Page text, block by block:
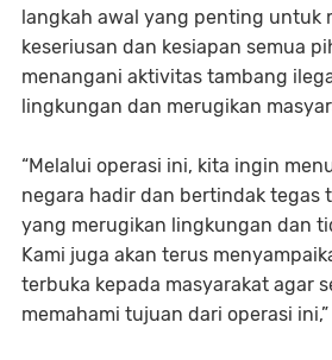
langkah awal yang penting untuk
keseriusan dan kesiapan semua
menangani aktivitas tambang
lingkungan dan merugikan
“Melalui operasi ini, kita ingin
negara hadir dan bertindak tegas
yang merugikan lingkungan dan
Kami juga akan terus
terbuka kepada masyarakat agar
memahami tujuan dari operasi